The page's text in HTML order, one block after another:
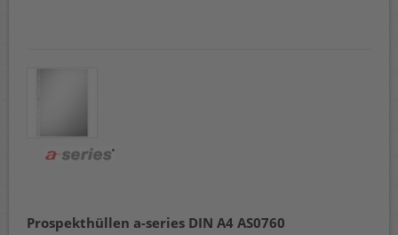
Prospekthüllen a-series DIN A4 AS0760